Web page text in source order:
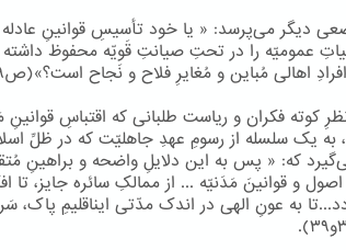
دیگر می‌پرسد: « یا خود تأسیسِ قوانینِ عادله
عمومیّه را در تحتِ صیانتِ قَویّه محفوظ
اهالی مُباین و مُغایرِ فلاح و نَجاح است؟»(ص۱۹).
کوته فکران و ریاست طلبانی که اقتباسِ قوانینِ
به یک سلسله از رسومِ عهدِ جاهلیّت که در ظلِّ
که: « پس به این دلایلِ واضحه و براهینِ
و قوانینَ مَدَنیّه ... از ممالکِ سائره جایز، تا
به عونِ الهی در اندک مدّتی ایناقلیمِ پاک،